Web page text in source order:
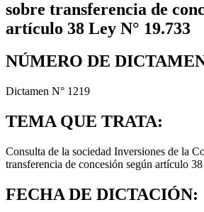
sobre transferencia de
artículo 38 Ley N° 19.733
NÚMERO DE
Dictamen N° 1219
TEMA QUE TRATA:
Consulta de la sociedad Inversiones de la
transferencia de concesión según artículo
FECHA DE DICTACIÓN: